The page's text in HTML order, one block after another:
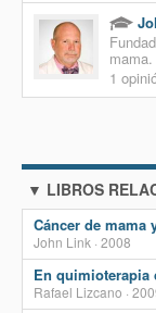
mama.
1
▼ LIBROS
Cáncer de mama
John Link · 2008
En quimioterapia
Rafael Lizcano ·